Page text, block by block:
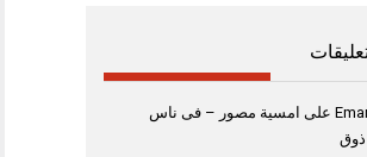
على امسية مصور – فى ناس